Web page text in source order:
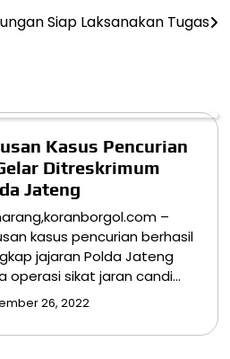
Siap Laksanakan Tugas
Kasus Pencurian
Ditreskrimum
Jateng
–
kasus pencurian berhasil
jajaran Polda Jateng
operasi sikat jaran candi…
26, 2022